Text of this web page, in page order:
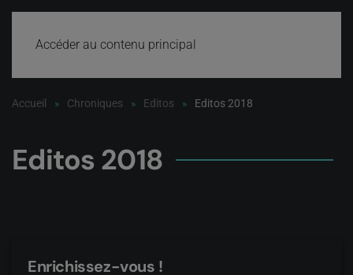
Accéder au contenu principal
Accueil Chroniques Editos Editos 2018
Editos 2018
Enrichissez-vous !